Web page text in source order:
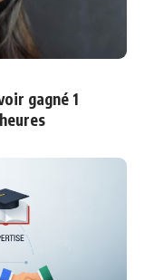
gagné 1